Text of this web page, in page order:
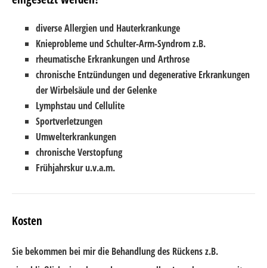
diverse Allergien und Hauterkrankunge
Knieprobleme und Schulter-Arm-Syndrom z.B.
rheumatische Erkrankungen und Arthrose
chronische Entzündungen und degenerative Erkrankungen
der Wirbelsäule und der Gelenke
Lymphstau und Cellulite
Sportverletzungen
Umwelterkrankungen
chronische Verstopfung
Frühjahrskur u.v.a.m.
Kosten
Sie bekommen bei mir die Behandlung des Rückens z.B.